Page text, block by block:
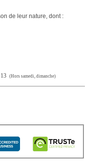
de leur nature, dont :
(Hors samedi, dimanche)